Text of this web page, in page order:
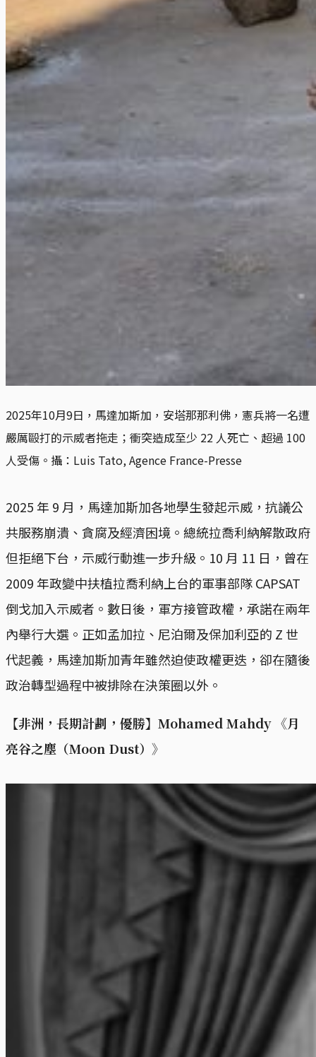
2025年10月9日，馬達加斯加，安塔那那利佛，憲兵將一名遭
嚴厲毆打的示威者拖走；衝突造成至少 22 人死亡、超過 100
人受傷。攝：Luis Tato, Agence France-Presse
2025 年 9 月，馬達加斯加各地學生發起示威，抗議公
共服務崩潰、貪腐及經濟困境。總統拉喬利納解散政府
但拒絕下台，示威行動進一步升級。10 月 11 日，曾在
2009 年政變中扶植拉喬利納上台的軍事部隊 CAPSAT
倒戈加入示威者。數日後，軍方接管政權，承諾在兩年
內舉行大選。正如孟加拉、尼泊爾及保加利亞的 Z 世
代起義，馬達加斯加青年雖然迫使政權更迭，卻在隨後
政治轉型過程中被排除在決策圈以外。
【非洲，長期計劃，優勝】Mohamed Mahdy 《月
亮谷之塵（Moon Dust）》